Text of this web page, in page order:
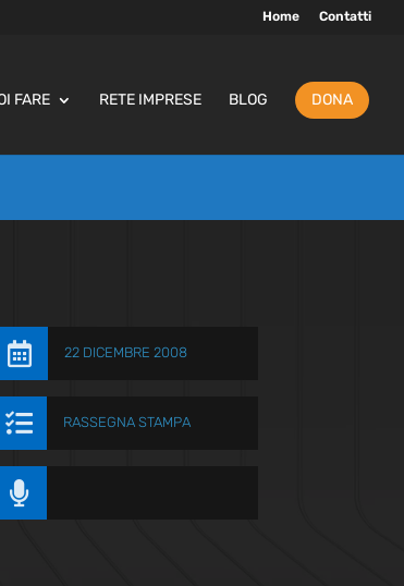
Home Contatti
FARE RETE IMPRESE BLOG DONA
 22 DICEMBRE 2008
 RASSEGNA STAMPA
